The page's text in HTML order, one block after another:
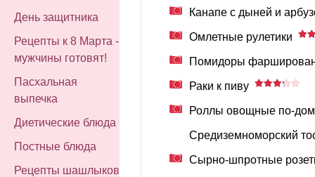
День защитника
Рецепты к 8 Марта -
мужчины готовят!
Пасхальная
выпечка
Диетические блюда
Постные блюда
Рецепты шашлыков
Канапе с дыней и
Омлетные рулетики
Помидоры
Раки к пиву
Роллы овощные по-
Средиземноморский
Сырно-шпротные